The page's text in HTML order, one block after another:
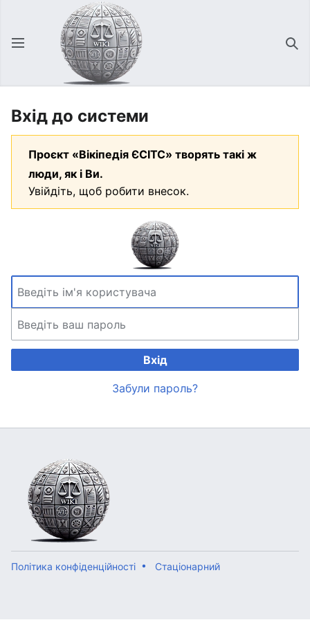
Відкрити головне меню
Вхід до системи
Проєкт «Вікіпедія ЄСІТС» творять такі ж
люди, як і Ви.
Увійдіть, щоб робити внесок.
Вхід
Забули пароль?
Політика конфіденційності Стаціонарний